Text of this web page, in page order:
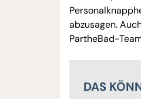
abzusagen.
PartheBad-
DAS